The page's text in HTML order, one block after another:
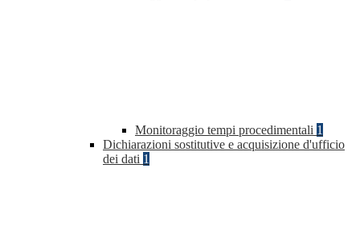
Monitoraggio tempi procedimentali 1
Dichiarazioni sostitutive e acquisizione d'ufficio
dei dati 1